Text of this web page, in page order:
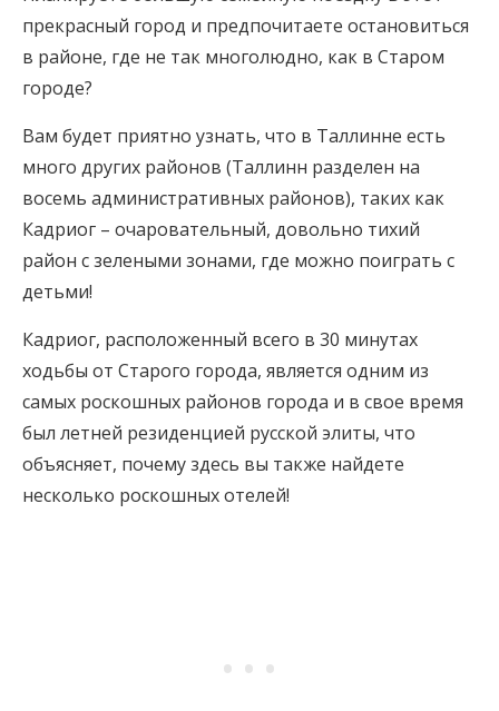
прекрасный город и предпочитаете остановиться
в районе, где не так многолюдно, как в Старом
городе?
Вам будет приятно узнать, что в Таллинне есть
много других районов (Таллинн разделен на
восемь административных районов), таких как
Кадриог – очаровательный, довольно тихий
район с зелеными зонами, где можно поиграть с
детьми!
Кадриог, расположенный всего в 30 минутах
ходьбы от Старого города, является одним из
самых роскошных районов города и в свое время
был летней резиденцией русской элиты, что
объясняет, почему здесь вы также найдете
несколько роскошных отелей!